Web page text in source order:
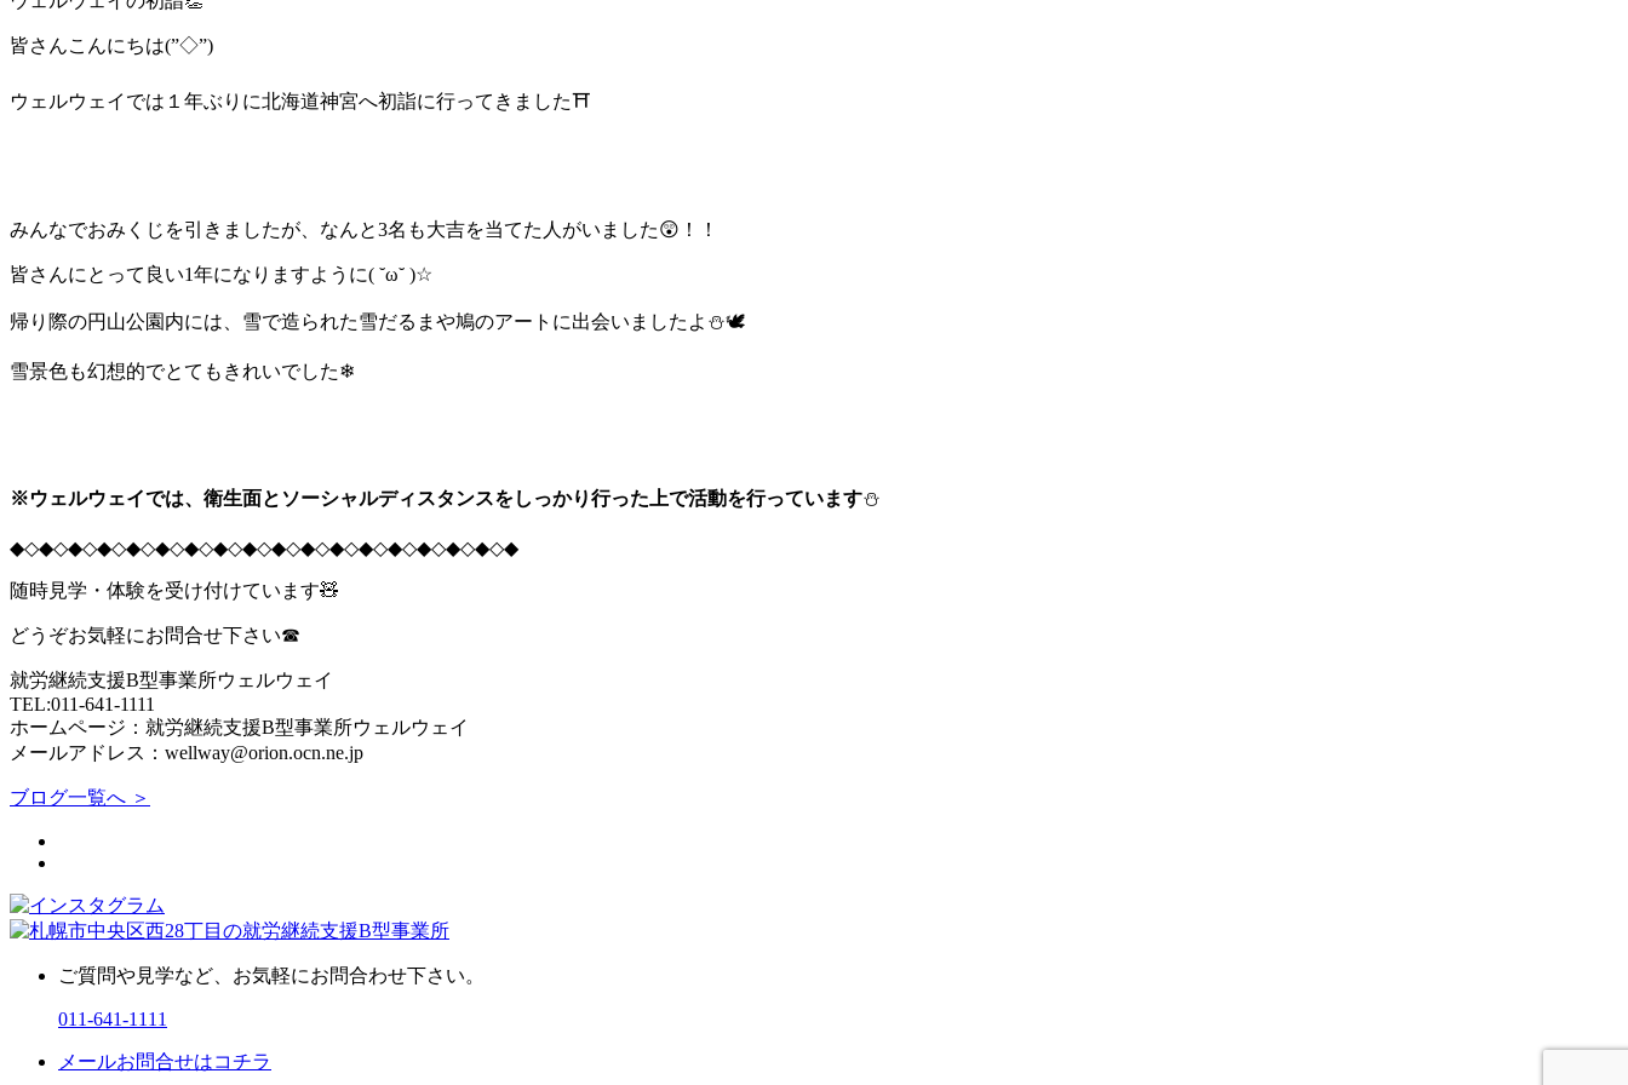
皆さんこんにちは(”◇”)ゞ
ウェルウェイでは１年ぶりに北海道神宮へ初詣に行ってきました⛩
みんなでおみくじを引きましたが、なんと3名も大吉を当てた人がいました😲！！
皆さんにとって良い1年になりますように( ˘ω˘ )☆
帰り際の円山公園内には、雪で造られた雪だるまや鳩のアートに出会いましたよ⛄🕊
雪景色も幻想的でとてもきれいでした❄
※ウェルウェイでは、衛生面とソーシャルディスタンスをしっかり行った上で活動を行っています⛄
◆◇◆◇◆◇◆◇◆◇◆◇◆◇◆◇◆◇◆◇◆◇◆◇◆◇◆◇◆◇◆◇◆◇◆
随時見学・体験を受け付けています🧸
どうぞお気軽にお問合せ下さい☎
就労継続支援B型事業所ウェルウェイ
TEL:011-641-1111
ホームページ：就労継続支援B型事業所ウェルウェイ
メールアドレス：wellway@orion.ocn.ne.jp
ブログ一覧へ ＞
ご質問や見学など、お気軽にお問合わせ下さい。
011-641-1111
メールお問合せはコチラ